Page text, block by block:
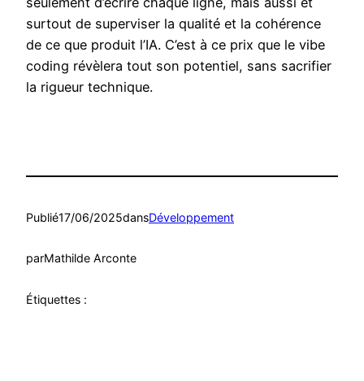
surtout de superviser la qualité et la cohérence
de ce que produit l’IA. C’est à ce prix que le vibe
coding révèlera tout son potentiel, sans sacrifier
la rigueur technique.
Publié17/06/2025dansDéveloppement
parMathilde Arconte
Étiquettes :